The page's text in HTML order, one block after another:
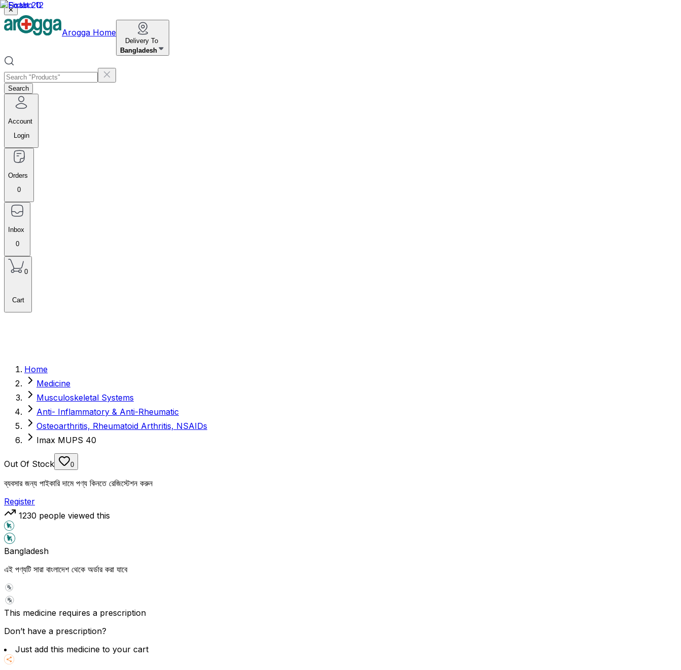
✕
Arogga Home
Delivery To
Bangladesh
Search
Account
Login
Orders
0
Inbox
0
0
Cart
Home
Medicine
Musculoskeletal Systems
Anti- Inflammatory & Anti-Rheumatic
Osteoarthritis, Rheumatoid Arthritis, NSAIDs
Imax MUPS 40
Out Of Stock 0
ব্যবসার জন্য পাইকারি দামে পণ্য কিনতে রেজিস্টেশন করুন
Register
1230 people viewed this
Bangladesh
এই পণ্যটি সারা বাংলাদেশ থেকে অর্ডার করা যাবে
This medicine requires a prescription
Don’t have a prescription?
Just add this medicine to your cart